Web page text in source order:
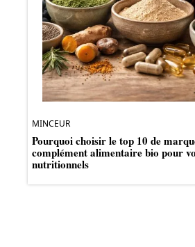
MINCEUR
Pourquoi choisir le top 10 de
complément alimentaire bio pour
nutritionnels